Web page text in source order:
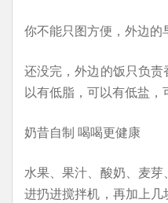
你不能只图方便，外边的
还没完，外边的饭只负
以有低脂，可以有低盐，
奶昔自制 喝喝更健康
水果、果汁、酸奶、麦
进扔进搅拌机，再加上